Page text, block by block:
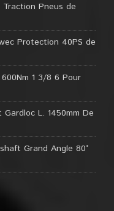
Pneus de
Protection 40PS de
1 3/8 6 Pour
L. 1450mm De
Grand Angle 80°